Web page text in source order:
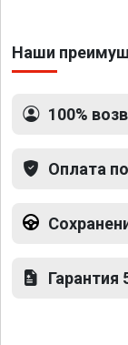
Наши
100%
Оплата
Гарантия